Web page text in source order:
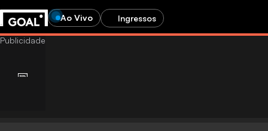
Ao Vivo Ingressos